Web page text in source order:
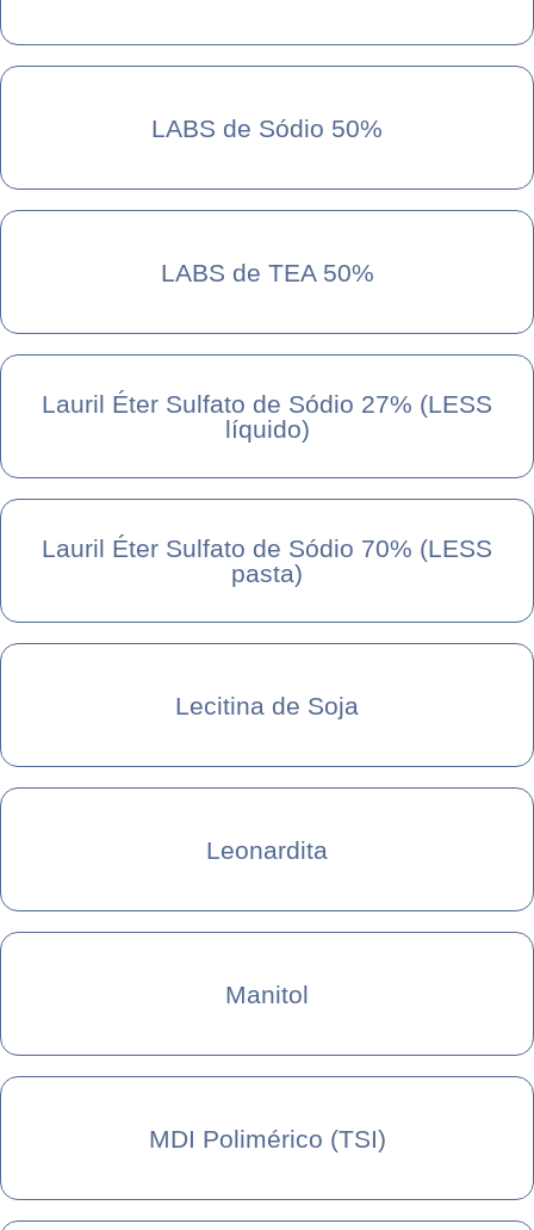
LABS de Sódio 50%
LABS de TEA 50%
Lauril Éter Sulfato de Sódio 27% (LESS
líquido)
Lauril Éter Sulfato de Sódio 70% (LESS
pasta)
Lecitina de Soja
Leonardita
Manitol
MDI Polimérico (TSI)